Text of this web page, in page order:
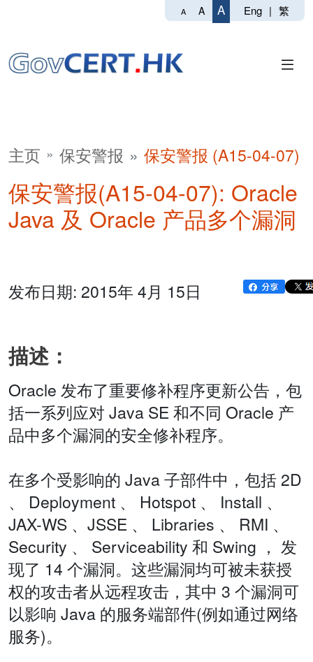
A A A Eng | 繁
主页 保安警报 保安警报 (A15-04-07)
保安警报(A15-04-07): Oracle
Java 及 Oracle 产品多个漏洞
发布日期: 2015年 4月 15日
描述：
Oracle 发布了重要修补程序更新公告，包
括一系列应对 Java SE 和不同 Oracle 产
品中多个漏洞的安全修补程序。
在多个受影响的 Java 子部件中，包括 2D
、 Deployment 、 Hotspot 、 Install 、
JAX-WS 、JSSE 、 Libraries 、 RMI 、
Security 、 Serviceability 和 Swing ， 发
现了 14 个漏洞。这些漏洞均可被未获授
权的攻击者从远程攻击，其中 3 个漏洞可
以影响 Java 的服务端部件(例如通过网络
服务)。